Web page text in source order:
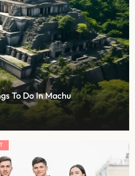
To Do In Machu